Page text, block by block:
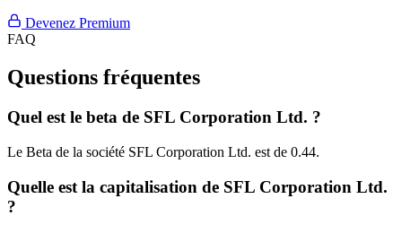
Devenez Premium
FAQ
Questions fréquentes
Quel est le beta de SFL Corporation Ltd. ?
Le Beta de la société SFL Corporation Ltd. est de 0.44.
Quelle est la capitalisation de SFL Corporation Ltd.
?